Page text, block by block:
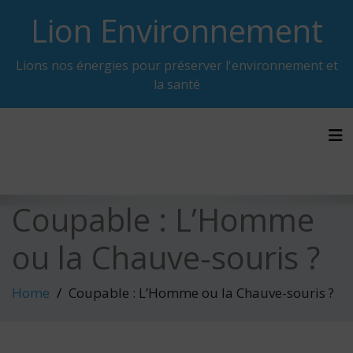
contentLion Environnement
Lions nos énergies pour préserver l'environnement et
la santé
Coupable : L’Homme
ou la Chauve-souris ?
Home Coupable : L’Homme ou la Chauve-souris ?